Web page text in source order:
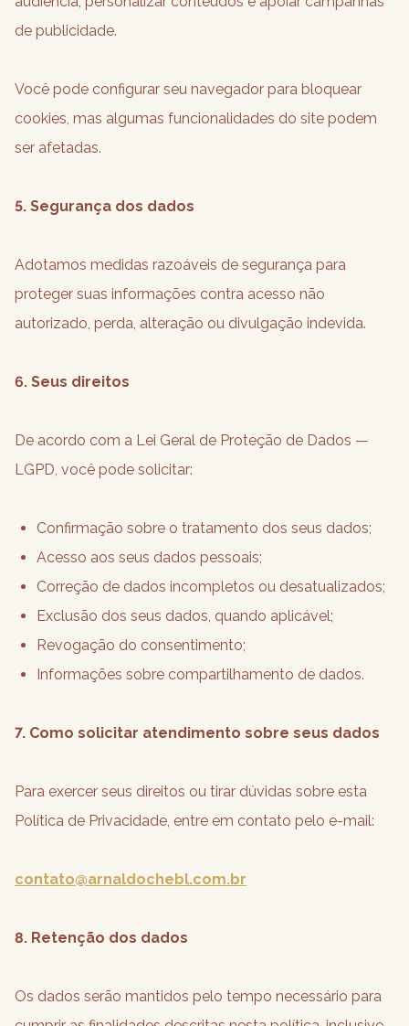
de publicidade.
Você pode configurar seu navegador para bloquear
cookies, mas algumas funcionalidades do site podem
ser afetadas.
5. Segurança dos dados
Adotamos medidas razoáveis de segurança para
proteger suas informações contra acesso não
autorizado, perda, alteração ou divulgação indevida.
6. Seus direitos
De acordo com a Lei Geral de Proteção de Dados —
LGPD, você pode solicitar:
Confirmação sobre o tratamento dos seus dados;
Acesso aos seus dados pessoais;
Correção de dados incompletos ou desatualizados;
Exclusão dos seus dados, quando aplicável;
Revogação do consentimento;
Informações sobre compartilhamento de dados.
7. Como solicitar atendimento sobre seus dados
Para exercer seus direitos ou tirar dúvidas sobre esta
Política de Privacidade, entre em contato pelo e-mail:
contato@arnaldochebl.com.br
8. Retenção dos dados
Os dados serão mantidos pelo tempo necessário para